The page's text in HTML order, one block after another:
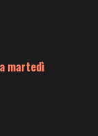
martedì